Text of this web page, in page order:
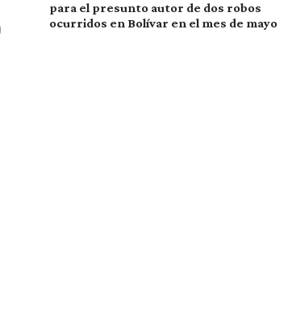
para el presunto autor de dos robos
ocurridos en Bolívar en el mes de mayo